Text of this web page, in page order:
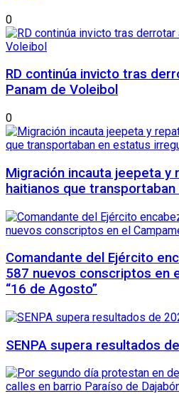
0
RD continúa invicto tras
Panam de Voleibol
0
Migración incauta jeepeta y
haitianos que
Comandante del Ejército
587 nuevos conscriptos en
“16 de Agosto”
SENPA supera resultados